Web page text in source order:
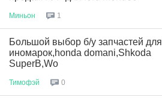
Миньон 1
Большой выбор б/у запчастей для
иномарок,honda domani,Shkoda
SuperB,Wo
Тимофэй 0